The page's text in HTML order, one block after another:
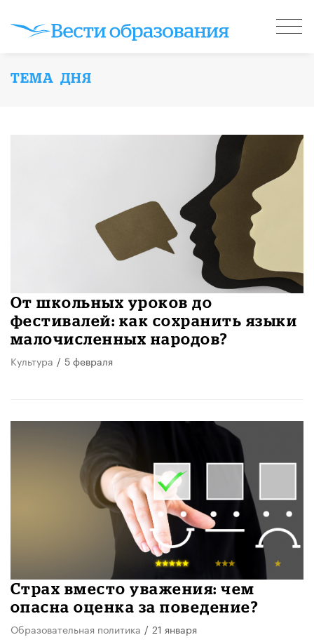
ТЕМА ДНЯ
От школьных уроков до
фестивалей: как сохранить языки
малочисленных народов?
Культура / 5 февраля
Страх вместо уважения: чем
опасна оценка за поведение?
Образовательная политика / 21 января